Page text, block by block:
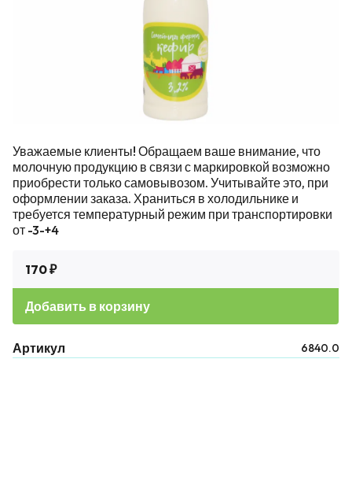
Уважаемые клиенты! Обращаем ваше внимание, что
молочную продукцию в связи с маркировкой возможно
приобрести только самовывозом. Учитывайте это, при
оформлении заказа. Храниться в холодильнике и
требуется температурный режим при транспортировки
от -3-+4
170 ₽
Добавить в корзину
Артикул 6840.0